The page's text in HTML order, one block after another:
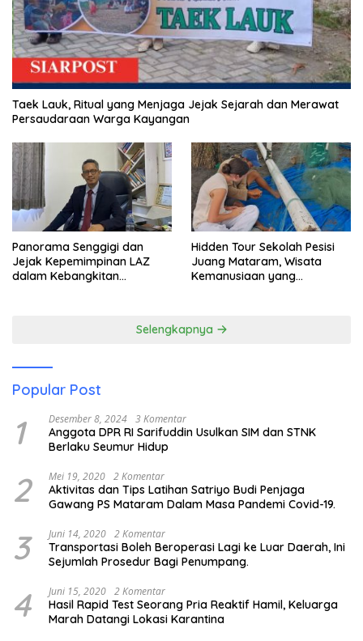
Taek Lauk, Ritual yang Menjaga Jejak Sejarah dan Merawat
Persaudaraan Warga Kayangan
Panorama Senggigi dan
Jejak Kepemimpinan LAZ
dalam Kebangkitan
Hidden Tour Sekolah Pesisi
Juang Mataram, Wisata
Kemanusiaan yang
Selengkapnya
Popular Post
1 Desember 8, 2024 3 Komentar
Anggota DPR RI Sarifuddin Usulkan SIM dan STNK
Berlaku Seumur Hidup
2 Mei 19, 2020 2 Komentar
Aktivitas dan Tips Latihan Satriyo Budi Penjaga
Gawang PS Mataram Dalam Masa Pandemi Covid-19.
3 Juni 14, 2020 2 Komentar
Transportasi Boleh Beroperasi Lagi ke Luar Daerah, Ini
Sejumlah Prosedur Bagi Penumpang.
4 Juni 15, 2020 2 Komentar
Hasil Rapid Test Seorang Pria Reaktif Hamil, Keluarga
Marah Datangi Lokasi Karantina